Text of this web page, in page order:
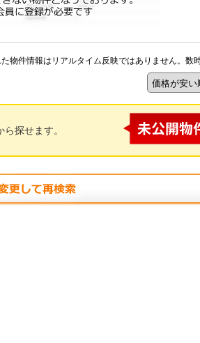
物件情報はリアルタイム反映ではありません。数
ら探せます。